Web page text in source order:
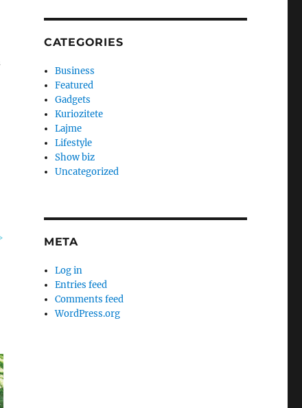
CATEGORIES
Business
Featured
Gadgets
Kuriozitete
Lajme
Lifestyle
Show biz
Uncategorized
META
Log in
Entries feed
Comments feed
WordPress.org